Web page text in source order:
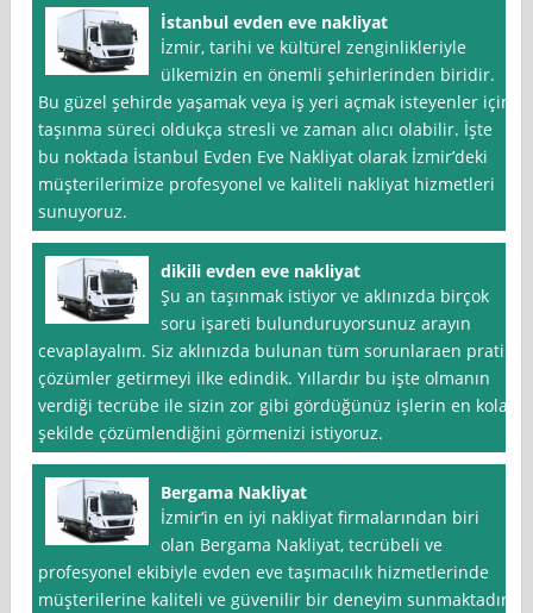
İstanbul evden eve nakliyat
İzmir, tarihi ve kültürel zenginlikleriyle
ülkemizin en önemli şehirlerinden biridir.
Bu güzel şehirde yaşamak veya iş yeri açmak isteyenler için
taşınma süreci oldukça stresli ve zaman alıcı olabilir. İşte
bu noktada İstanbul Evden Eve Nakliyat olarak İzmir’deki
müşterilerimize profesyonel ve kaliteli nakliyat hizmetleri
sunuyoruz.
dikili evden eve nakliyat
Şu an taşınmak istiyor ve aklınızda birçok
soru işareti bulunduruyorsunuz arayın
cevaplayalım. Siz aklınızda bulunan tüm sorunlaraen pratik
çözümler getirmeyi ilke edindik. Yıllardır bu işte olmanın
verdiği tecrübe ile sizin zor gibi gördüğünüz işlerin en kolay
şekilde çözümlendiğini görmenizi istiyoruz.
Bergama Nakliyat
İzmir‘in en iyi nakliyat firmalarından biri
olan Bergama Nakliyat, tecrübeli ve
profesyonel ekibiyle evden eve taşımacılık hizmetlerinde
müşterilerine kaliteli ve güvenilir bir deneyim sunmaktadır.